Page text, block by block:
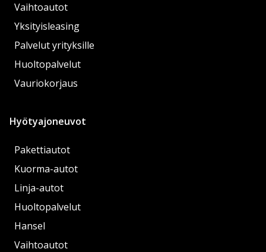
Vaihtoautot
Yksityisleasing
Palvelut yrityksille
Huoltopalvelut
Vauriokorjaus
Hyötyajoneuvot
Pakettiautot
Kuorma-autot
Linja-autot
Huoltopalvelut
Hansel
Vaihtoautot